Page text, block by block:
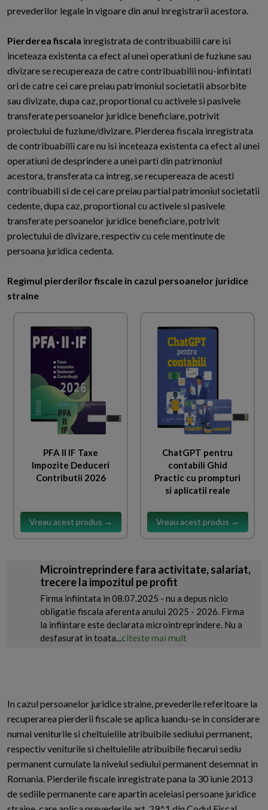
prevederilor legale in vigoare din anul inregistrarii acestora.
Pierderea fiscala inregistrata de contribuabilii care isi
inceteaza existenta ca efect al unei operatiuni de fuziune sau
divizare se recupereaza de catre contribuabilii nou-infiintati
ori de catre cei care preiau patrimoniul societatii absorbite
sau divizate, dupa caz, proportional cu activele si pasivele
transferate persoanelor juridice beneficiare, potrivit
proiectului de fuziune/divizare. Pierderea fiscala inregistrata
de contribuabilii care nu isi inceteaza existenta ca efect al unei
operatiuni de desprindere a unei parti din patrimoniul
acestora, transferata ca intreg, se recupereaza de acesti
contribuabili si de cei care preiau partial patrimoniul societatii
cedente, dupa caz, proportional cu activele si pasivele
transferate persoanelor juridice beneficiare, potrivit
proiectului de divizare, respectiv cu cele mentinute de
persoana juridica cedenta.
Regimul pierderilor fiscale in cazul persoanelor juridice
straine
PFA II IF Taxe
Impozite Deduceri
Contributii 2026
Vreau acest produs →
ChatGPT pentru
contabili Ghid
Practic cu prompturi
si aplicatii reale
Vreau acest produs →
Microintreprindere fara activitate, salariat,
trecere la impozitul pe profit
Firma infiintata in 08.07.2025 - nu a depus nicio
obligatie fiscala aferenta anului 2025 - 2026. Firma
la infiintare este declarata microintreprindere. Nu a
desfasurat in toata...citeste mai mult
In cazul persoanelor juridice straine, prevederile referitoare la
recuperarea pierderii fiscale se aplica luandu-se in considerare
numai veniturile si cheltuielile atribuibile sediului permanent,
respectiv veniturile si cheltuielile atribuibile fiecarui sediu
permanent cumulate la nivelul sediului permanent desemnat in
Romania. Pierderile fiscale inregistrate pana la 30 iunie 2013
de sediile permanente care apartin aceleiasi persoane juridice